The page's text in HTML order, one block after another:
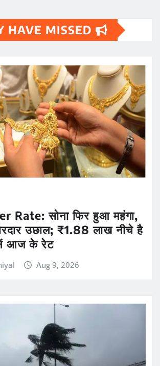
HAVE MISSED
Rate: सोना फिर हुआ महंगा,
उछाल; ₹1.88 लाख नीचे है
आज के रेट
Aug 9, 2026